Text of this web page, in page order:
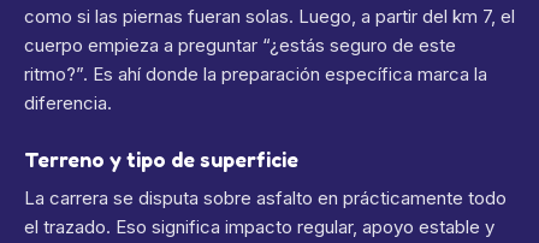
como si las piernas fueran solas. Luego, a partir del km 7, el
cuerpo empieza a preguntar “¿estás seguro de este
ritmo?”. Es ahí donde la preparación específica marca la
diferencia.
Terreno y tipo de superficie
La carrera se disputa sobre asfalto en prácticamente todo
el trazado. Eso significa impacto regular, apoyo estable y